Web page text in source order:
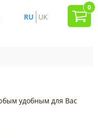
RU UK
0
удобным для Вас